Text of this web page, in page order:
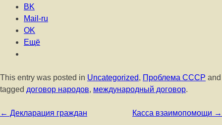
BK
Mail-ru
OK
Ещё
This entry was posted in Uncategorized, Проблема СССР and
tagged договор народов, международный договор.
Post navigation
← Декларация граждан Касса взаимопомощи →